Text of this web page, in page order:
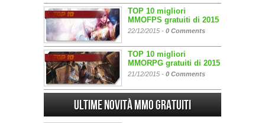
TOP 10 migliori
MMOFPS gratuiti di 2015
22/12/2015 - 0 Comments
TOP 10 migliori
MMORPG gratuiti di 2015
21/12/2015 - 0 Comments
Ultime Novità MMO gratuiti